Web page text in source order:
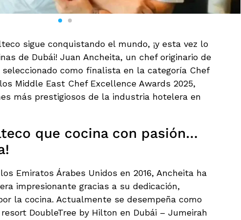
sigue conquistando el mundo, ¡y esta vez lo
de Dubái! Juan Ancheita, un chef originario de
como finalista en la categoría Chef
Middle East Chef Excellence Awards 2025,
más prestigiosos de la industria hotelera en
que cocina con pasión…
Emiratos Árabes Unidos en 2016, Ancheita ha
impresionante gracias a su dedicación,
la cocina. Actualmente se desempeña como
DoubleTree by Hilton en Dubái – Jumeirah